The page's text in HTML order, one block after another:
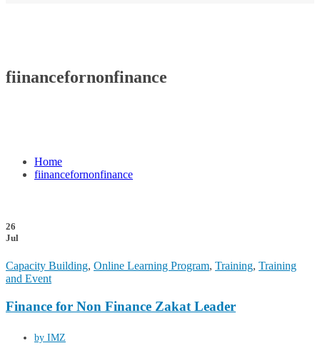
fiinancefornonfinance
Home
fiinancefornonfinance
26
Jul
Capacity Building, Online Learning Program, Training, Training
and Event
Finance for Non Finance Zakat Leader
by IMZ